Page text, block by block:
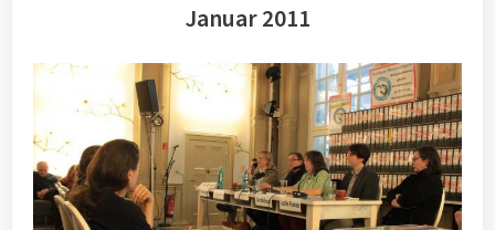
Januar 2011